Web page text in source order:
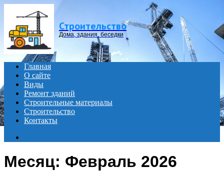
Строительство
Дома, здания, беседки
Главная
О сайте
Виды
Ремонт зданий
Строительные материалы
Строительство
Контакты
Месяц: Февраль 2026